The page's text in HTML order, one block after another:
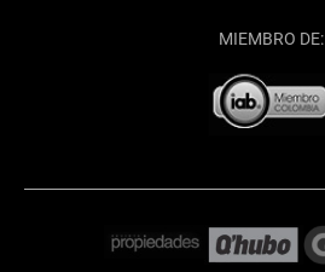
MIEMBRO DE: